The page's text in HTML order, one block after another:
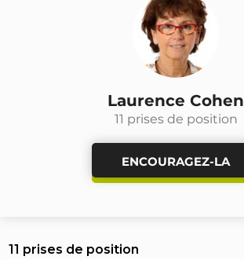
Laurence Cohen
11 prises de position
ENCOURAGEZ-LA
11 prises de position